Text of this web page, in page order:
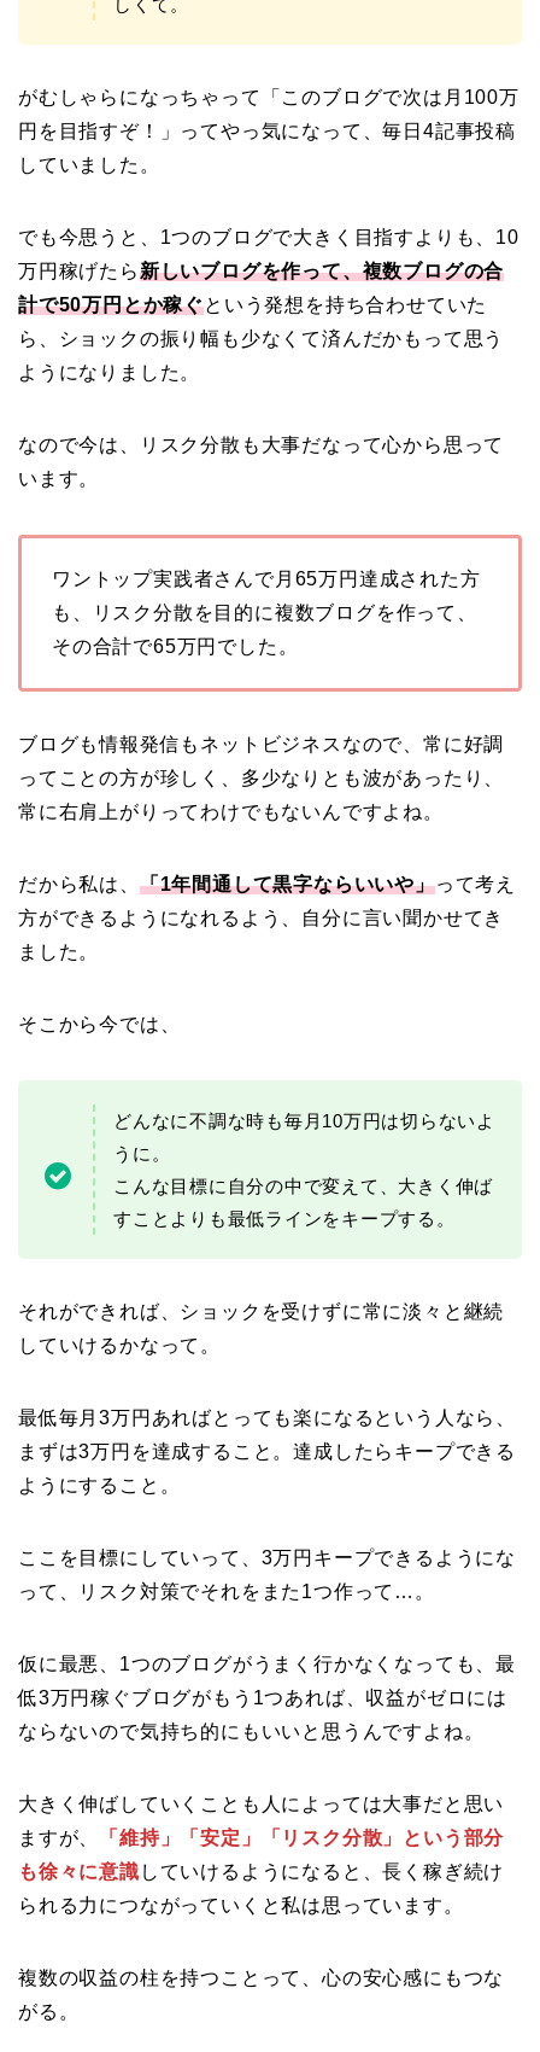
しくて。
がむしゃらになっちゃって「このブログで次は月100万
円を目指すぞ！」ってやっ気になって、毎日4記事投稿
していました。
でも今思うと、1つのブログで大きく目指すよりも、10
万円稼げたら新しいブログを作って、複数ブログの合
計で50万円とか稼ぐという発想を持ち合わせていた
ら、ショックの振り幅も少なくて済んだかもって思う
ようになりました。
なので今は、リスク分散も大事だなって心から思って
います。
ワントップ実践者さんで月65万円達成された方
も、リスク分散を目的に複数ブログを作って、
その合計で65万円でした。
ブログも情報発信もネットビジネスなので、常に好調
ってことの方が珍しく、多少なりとも波があったり、
常に右肩上がりってわけでもないんですよね。
だから私は、 「1年間通して黒字ならいいや」って考え
方ができるようになれるよう、自分に言い聞かせてき
ました。
そこから今では、
どんなに不調な時も毎月10万円は切らないよ
うに。
こんな目標に自分の中で変えて、大きく伸ば
すことよりも最低ラインをキープする。
それができれば、ショックを受けずに常に淡々と継続
していけるかなって。
最低毎月3万円あればとっても楽になるという人なら、
まずは3万円を達成すること。達成したらキープできる
ようにすること。
ここを目標にしていって、3万円キープできるようにな
って、リスク対策でそれをまた1つ作って…。
仮に最悪、1つのブログがうまく行かなくなっても、最
低3万円稼ぐブログがもう1つあれば、収益がゼロには
ならないので気持ち的にもいいと思うんですよね。
大きく伸ばしていくことも人によっては大事だと思い
ますが、
「維持」「安定」「リスク分散」という部分
も徐々に意識 していけるようになると、長く稼ぎ続け
られる力につながっていくと私は思っています。
複数の収益の柱を持つことって、心の安心感にもつな
がる。